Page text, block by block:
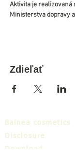
Aktivita je realizovaná
Ministerstva dopravy
Zdieľať
Balnea cosmetics
Disclosure
Download